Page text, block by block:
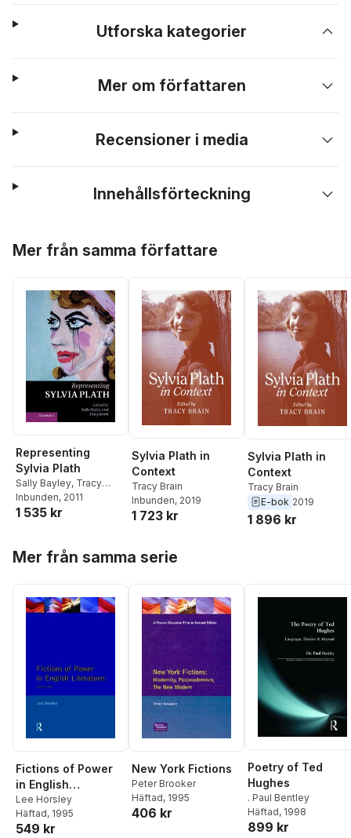
Utforska kategorier
Mer om författaren
Recensioner i media
Innehållsförteckning
Mer från samma författare
Representing
Sylvia Plath
Sally Bayley, Tracy
Brain
Inbunden, 2011
1 535 kr
Sylvia Plath in
Context
Tracy Brain
Inbunden, 2019
1 723 kr
Sylvia Plath in
Context
Tracy Brain
E-bok 2019
1 896 kr
Mer från samma serie
Fictions of Power
in English
Literature
Lee Horsley
Häftad, 1995
549 kr
New York Fictions
Peter Brooker
Häftad, 1995
406 kr
Poetry of Ted
Hughes
. Paul Bentley
Häftad, 1998
899 kr